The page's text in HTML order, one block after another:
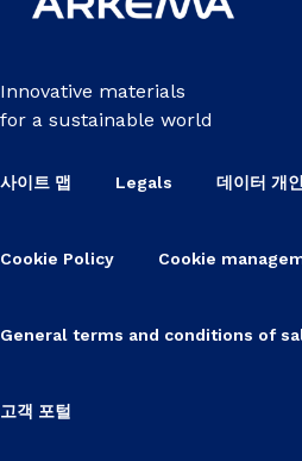
Innovative materials
for a sustainable world
사이트 맵 Legals 데이터 개
Cookie Policy Cookie
General terms and conditions of
고객 포털